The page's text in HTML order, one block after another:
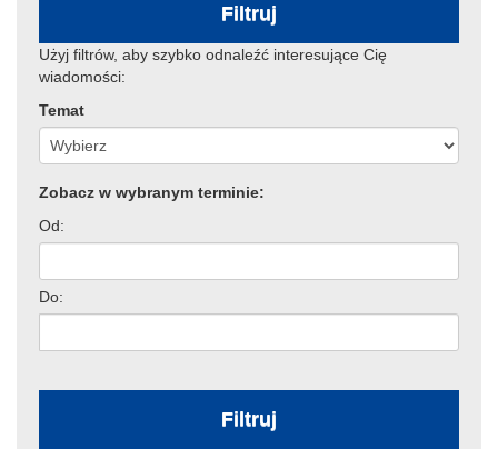
Filtruj
Użyj filtrów, aby szybko odnaleźć interesujące Cię
wiadomości:
Temat
Zobacz w wybranym terminie:
Od:
Do:
Filtruj